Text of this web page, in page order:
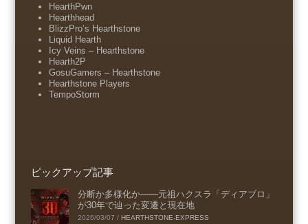
HearthPwn
Hearthhead
BlizzPro’s Hearthstone
Liquid Hearth
Icy Veins – Hearthstone
Hearth2P
GosuGamers – Hearthstone
Hearthstone Players
TempoStorm
ピックアップ記事
分断か多様化か――元祖ハクスラ「ディアブロ」
が30年で辿った変遷と現在地
2026/03/07 / HEARTHSTONE-EXPRESS